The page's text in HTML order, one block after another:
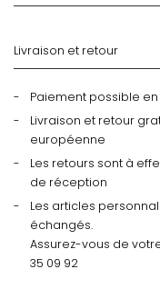
Livraison et retour
Paiement possible
Livraison et retour
européenne
Les retours sont à
de réception
Les articles
échangés.
Assurez-vous de
35 09 92